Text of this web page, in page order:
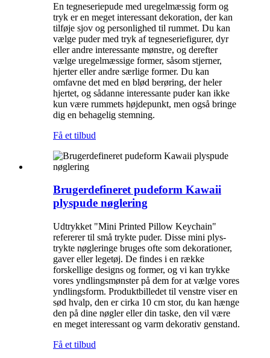
En tegneseriepude med uregelmæssig form og
tryk er en meget interessant dekoration, der kan
tilføje sjov og personlighed til rummet. Du kan
vælge puder med tryk af tegneseriefigurer, dyr
eller andre interessante mønstre, og derefter
vælge uregelmæssige former, såsom stjerner,
hjerter eller andre særlige former. Du kan
omfavne det med en blød berøring, der heler
hjertet, og sådanne interessante puder kan ikke
kun være rummets højdepunkt, men også bringe
dig en behagelig stemning.
Få et tilbud
Brugerdefineret pudeform Kawaii
plyspude nøglering
Udtrykket "Mini Printed Pillow Keychain"
refererer til små trykte puder. Disse mini plys-
trykte nøgleringe bruges ofte som dekorationer,
gaver eller legetøj. De findes i en række
forskellige designs og former, og vi kan trykke
vores yndlingsmønster på dem for at vælge vores
yndlingsform. Produktbilledet til venstre viser en
sød hvalp, den er cirka 10 cm stor, du kan hænge
den på dine nøgler eller din taske, den vil være
en meget interessant og varm dekorativ genstand.
Få et tilbud